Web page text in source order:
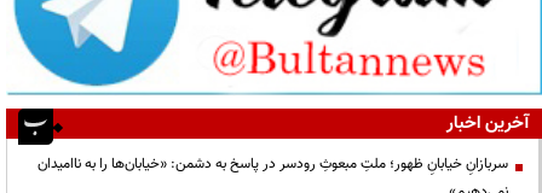
آخرین اخبار
سربازانِ خیابانِ ظهور؛ ملتِ مبعوثِ رودسر در پاسخ به دشمن: «خیابان‌ها را به ناامیدان